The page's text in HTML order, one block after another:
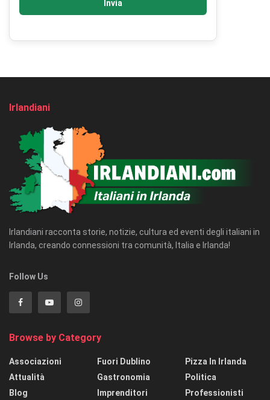
Invia
Irlandiani
Irlandiani racconta storie, notizie, cultura ed eventi degli italiani in
Irlanda, creando connessioni tra comunità, Italia e Irlanda!
Follow Us
Browse by Category
Associazioni
Attualità
Blog
Fuori Dublino
Gastronomia
Imprenditori
Pizza In Irlanda
Politica
Professionisti